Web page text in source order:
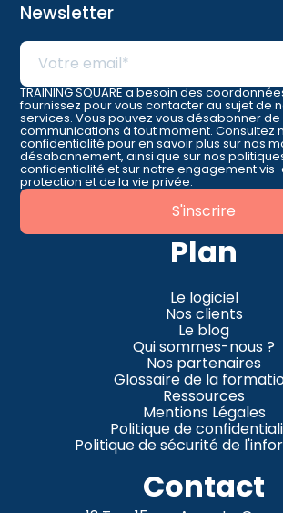
Newsletter
TRAINING SQUARE a besoin des
fournissez pour vous contacter au sujet de
services. Vous pouvez vous désabonner de
communications à tout moment. Consultez
confidentialité pour en savoir plus sur nos
désabonnement, ainsi que sur nos
confidentialité et sur notre engagement
protection et de la vie privée.
Plan
Le logiciel
Nos clients
Le blog
Qui sommes-nous ?
Nos partenaires
Glossaire de la
Ressources
Mentions Légales
Politique de
Politique de sécurité de
Contact